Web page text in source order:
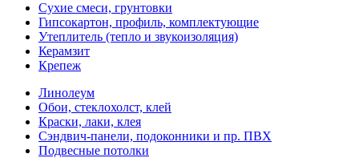
Сухие смеси, грунтовки
Гипсокартон, профиль, комплектующие
Утеплитель (тепло и звукоизоляция)
Керамзит
Крепеж
Линолеум
Обои, стеклохолст, клей
Краски, лаки, клея
Сэндвич-панели, подоконники и пр. ПВХ
Подвесные потолки